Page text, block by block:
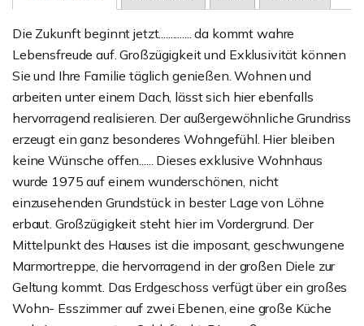
Die Zukunft beginnt jetzt.............. da kommt wahre
Lebensfreude auf. Großzügigkeit und Exklusivität können
Sie und Ihre Familie täglich genießen. Wohnen und
arbeiten unter einem Dach, lässt sich hier ebenfalls
hervorragend realisieren. Der außergewöhnliche Grundriss
erzeugt ein ganz besonderes Wohngefühl. Hier bleiben
keine Wünsche offen...... Dieses exklusive Wohnhaus
wurde 1975 auf einem wunderschönen, nicht
einzusehenden Grundstück in bester Lage von Löhne
erbaut. Großzügigkeit steht hier im Vordergrund. Der
Mittelpunkt des Hauses ist die imposant, geschwungene
Marmortreppe, die hervorragend in der großen Diele zur
Geltung kommt. Das Erdgeschoss verfügt über ein großes
Wohn- Esszimmer auf zwei Ebenen, eine große Küche